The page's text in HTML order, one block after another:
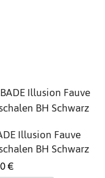
auf
der
gewählt
Illusion Fauve
BH Schwarz
€